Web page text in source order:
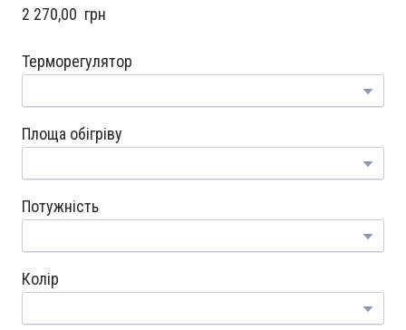
2 270,00  грн
Терморегулятор
Площа обігріву
Потужність
Колір